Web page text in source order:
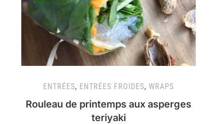
ENTRÉES, ENTRÉES FROIDES, WRAPS
Rouleau de printemps aux asperges
teriyaki